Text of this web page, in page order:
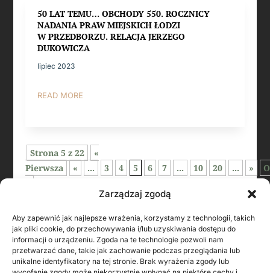
Zarządzaj zgodą
Aby zapewnić jak najlepsze wrażenia, korzystamy z technologii, takich
jak pliki cookie, do przechowywania i/lub uzyskiwania dostępu do
informacji o urządzeniu. Zgoda na te technologie pozwoli nam
przetwarzać dane, takie jak zachowanie podczas przeglądania lub
unikalne identyfikatory na tej stronie. Brak wyrażenia zgody lub
50 LAT TEMU… OBCHODY 550. ROCZNICY
NADANIA PRAW MIEJSKICH ŁODZI
W PRZEDBORZU. RELACJA JERZEGO
DUKOWICZA
lipiec 2023
READ MORE
Strona 5 z 22
«
Pierwsza
« ... 3 4 5 6 7 ... 10 20 ... »